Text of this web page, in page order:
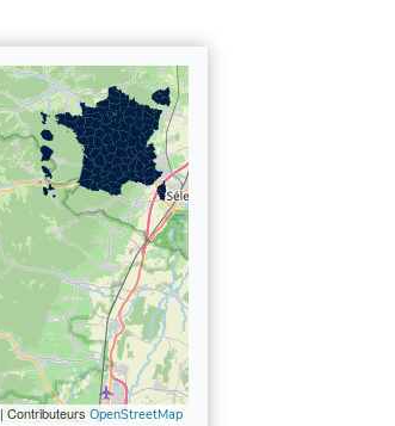
| Contributeurs OpenStreetMap